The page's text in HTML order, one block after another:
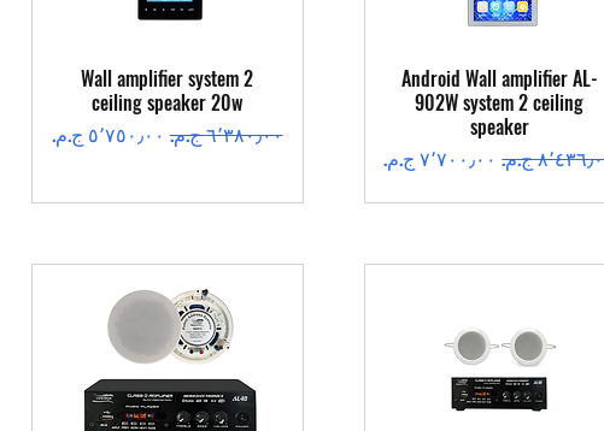
العرض السريع
Android Wall amplifier AL-
902W system 2 ceiling
speaker
عادي
سعر البيع
العرض السريع
Wall amplifier system 2
ceiling speaker 20w
سعر عادي‏٦٬٣٨٠٫٠٠ ج.م.‏ سعر البيع